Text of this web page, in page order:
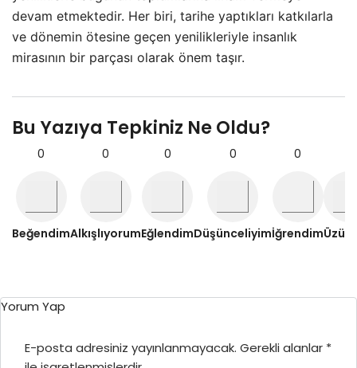
devam etmektedir. Her biri, tarihe yaptıkları katkılarla
ve dönemin ötesine geçen yenilikleriyle insanlık
mirasının bir parçası olarak önem taşır.
Bu Yazıya Tepkiniz Ne Oldu?
0
Beğendim
0
Alkışlıyorum
0
Eğlendim
0
Düşünceliyim
0
İğrendim
Yorum Yap
E-posta adresiniz yayınlanmayacak. Gerekli alanlar *